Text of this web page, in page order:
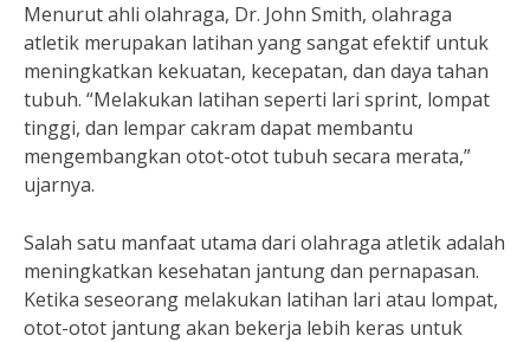
Menurut ahli olahraga, Dr. John Smith, olahraga
atletik merupakan latihan yang sangat efektif untuk
meningkatkan kekuatan, kecepatan, dan daya tahan
tubuh. “Melakukan latihan seperti lari sprint, lompat
tinggi, dan lempar cakram dapat membantu
mengembangkan otot-otot tubuh secara merata,”
ujarnya.
Salah satu manfaat utama dari olahraga atletik adalah
meningkatkan kesehatan jantung dan pernapasan.
Ketika seseorang melakukan latihan lari atau lompat,
otot-otot jantung akan bekerja lebih keras untuk